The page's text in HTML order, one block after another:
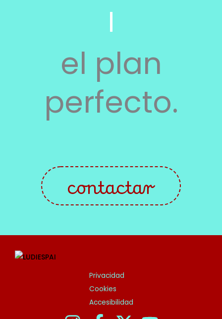
el plan
perfecto.
contactar
Privacidad
Cookies
Accesibilidad